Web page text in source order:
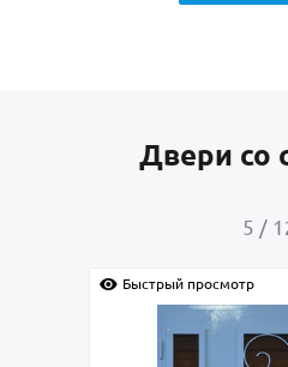
Двери со
5 /
Быстрый просмотр